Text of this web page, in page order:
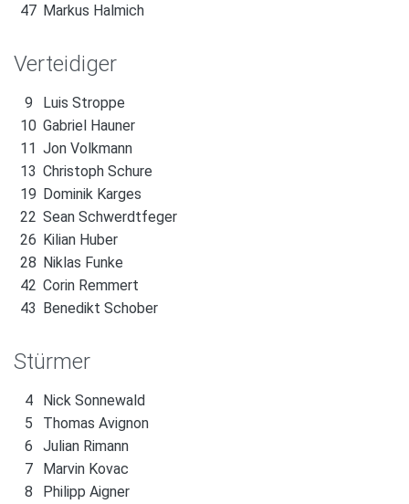
47 Markus Halmich
Verteidiger
9
Luis Stroppe
10 Gabriel Hauner
11 Jon Volkmann
13 Christoph Schure
19 Dominik Karges
22 Sean Schwerdtfeger
26 Kilian Huber
28 Niklas Funke
42 Corin Remmert
43 Benedikt Schober
Stürmer
4
Nick Sonnewald
5
Thomas Avignon
6
Julian Rimann
7
Marvin Kovac
8
Philipp Aigner